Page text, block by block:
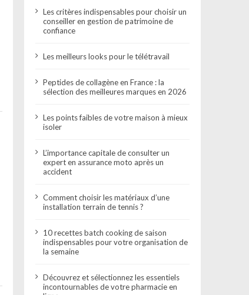
Les critères indispensables pour choisir un
conseiller en gestion de patrimoine de
confiance
Les meilleurs looks pour le télétravail
Peptides de collagène en France : la
sélection des meilleures marques en 2026
Les points faibles de votre maison à mieux
isoler
L’importance capitale de consulter un
expert en assurance moto après un
accident
Comment choisir les matériaux d’une
installation terrain de tennis ?
10 recettes batch cooking de saison
indispensables pour votre organisation de
la semaine
Découvrez et sélectionnez les essentiels
incontournables de votre pharmacie en